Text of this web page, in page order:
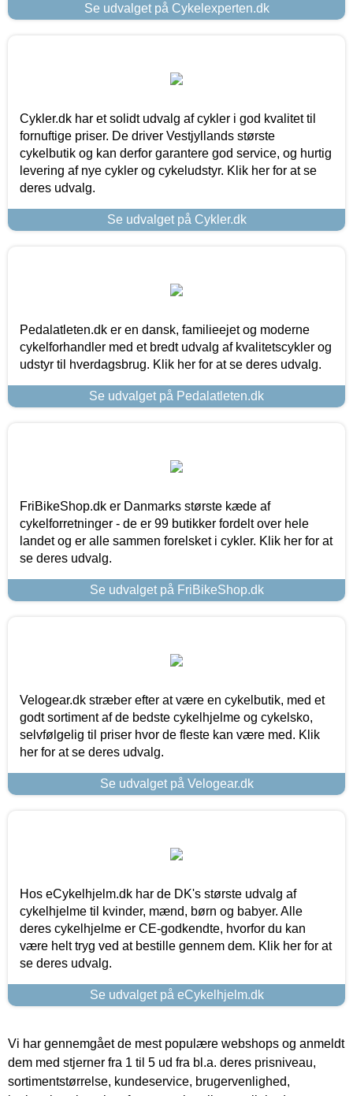
Se udvalget på Cykelexperten.dk
Cykler.dk har et solidt udvalg af cykler i god kvalitet til
fornuftige priser. De driver Vestjyllands største
cykelbutik og kan derfor garantere god service, og hurtig
levering af nye cykler og cykeludstyr. Klik her for at se
deres udvalg.
Se udvalget på Cykler.dk
Pedalatleten.dk er en dansk, familieejet og moderne
cykelforhandler med et bredt udvalg af kvalitetscykler og
udstyr til hverdagsbrug. Klik her for at se deres udvalg.
Se udvalget på Pedalatleten.dk
FriBikeShop.dk er Danmarks største kæde af
cykelforretninger - de er 99 butikker fordelt over hele
landet og er alle sammen forelsket i cykler. Klik her for at
se deres udvalg.
Se udvalget på FriBikeShop.dk
Velogear.dk stræber efter at være en cykelbutik, med et
godt sortiment af de bedste cykelhjelme og cykelsko,
selvfølgelig til priser hvor de fleste kan være med. Klik
her for at se deres udvalg.
Se udvalget på Velogear.dk
Hos eCykelhjelm.dk har de DK's største udvalg af
cykelhjelme til kvinder, mænd, børn og babyer. Alle
deres cykelhjelme er CE-godkendte, hvorfor du kan
være helt tryg ved at bestille gennem dem. Klik her for at
se deres udvalg.
Se udvalget på eCykelhjelm.dk
Vi har gennemgået de mest populære webshops og anmeldt
dem med stjerner fra 1 til 5 ud fra bl.a. deres prisniveau,
sortimentstørrelse, kundeservice, brugervenlighed,